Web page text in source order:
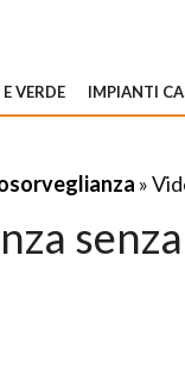
VERDE IMPIANTI
»